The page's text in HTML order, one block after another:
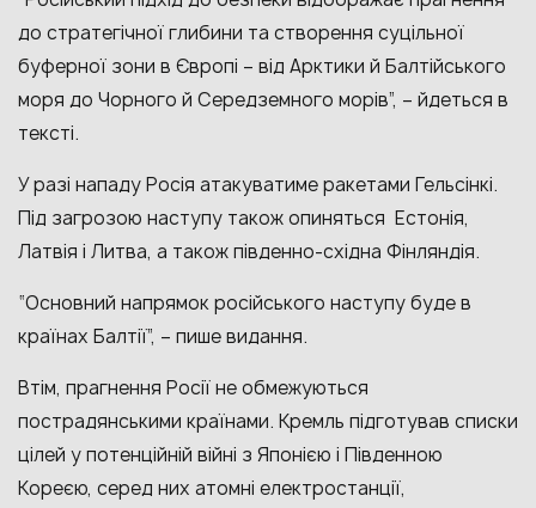
до стратегічної глибини та створення суцільної
буферної зони в Європі – від Арктики й Балтійського
моря до Чорного й Середземного морів”, – йдеться в
тексті.
У разі нападу Росія атакуватиме ракетами Гельсінкі.
Під загрозою наступу також опиняться Естонія,
Латвія і Литва, а також південно-східна Фінляндія.
“Основний напрямок російського наступу буде в
країнах Балтії”, – пише видання.
Втім, прагнення Росії не обмежуються
пострадянськими країнами. Кремль підготував списки
цілей у потенційній війні з Японією і Південною
Кореєю, серед них атомні електростанції,